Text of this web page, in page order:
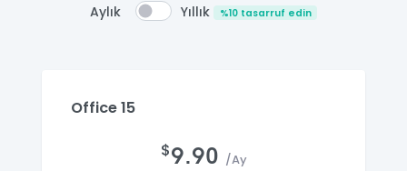
Aylık Yıllık %10 tasarruf edin
Office 15
$9.90 /Ay